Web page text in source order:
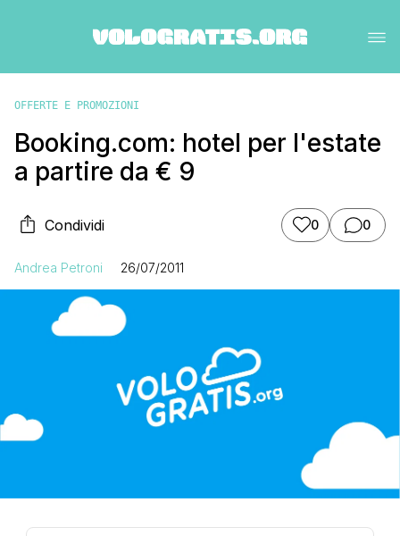
OFFERTE E PROMOZIONI
Booking.com: hotel per l'estate
a partire da € 9
Condividi 0 0
Andrea Petroni 26/07/2011